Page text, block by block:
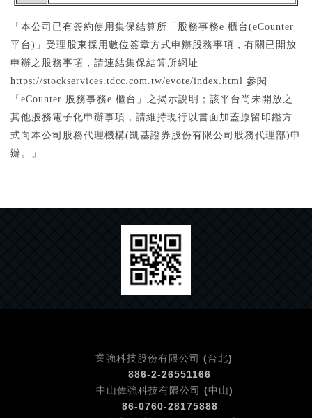
「本公司已有簽約使用集保結算所「股務事務e 櫃台(eCounter
平台)」受理股東採用數位簽章方式申辦股務事項，有關已開放
申辦之股務事項，請連結集保結算所網址
https://stockservices.tdcc.com.tw/evote/index.html 參閱
「eCounter 股務事務e 櫃台」之揭示說明；該平台尚未開放之
其他股務電子化申辦事項，請維持現行以書面加蓋原留印鑑方
式向本公司股務代理機構(凱基證券股份有限公司股務代理部)申
辦。」
業強科技股份有限公司 (台北)
886-2-26551166
中山偉強科技有限公司 (中山)
86-0760-28175888